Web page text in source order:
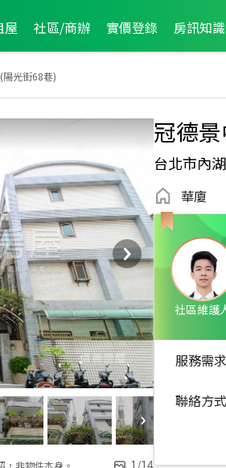
屋 社區/商辦 實價登錄 房訊知識
光街68巷)
非物件本身。 1/14
冠德
台北市內
華廈
社區維護
2025年8月龍虎榜
服務需求
聯絡方式